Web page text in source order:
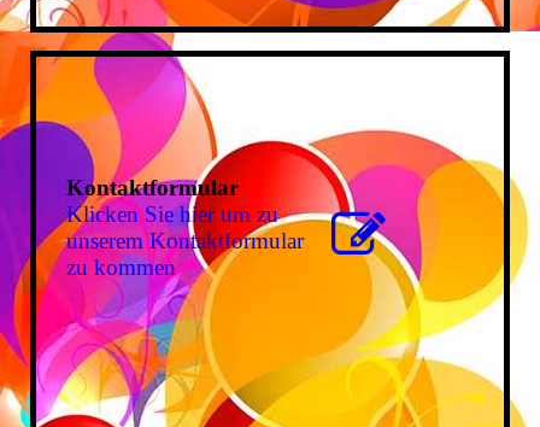
Kontaktformular
Klicken Sie hier um zu
unserem Kon­takt­for­mu­lar
zu kommen